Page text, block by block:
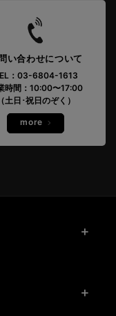
い合わせについて
：03-6804-1613
時間：10:00〜17:00
（土日･祝日のぞく）
more